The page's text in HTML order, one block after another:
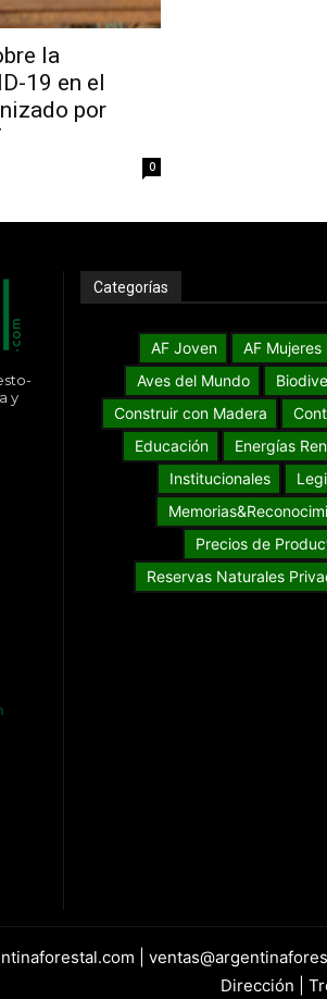
la
19 en el
por
0
y
Categorías
AF Joven AF Mujeres
Aves del Mundo
Construir con Madera
Educación
Energías
Institucionales
Precios de
Reservas Naturales
|
Dirección |